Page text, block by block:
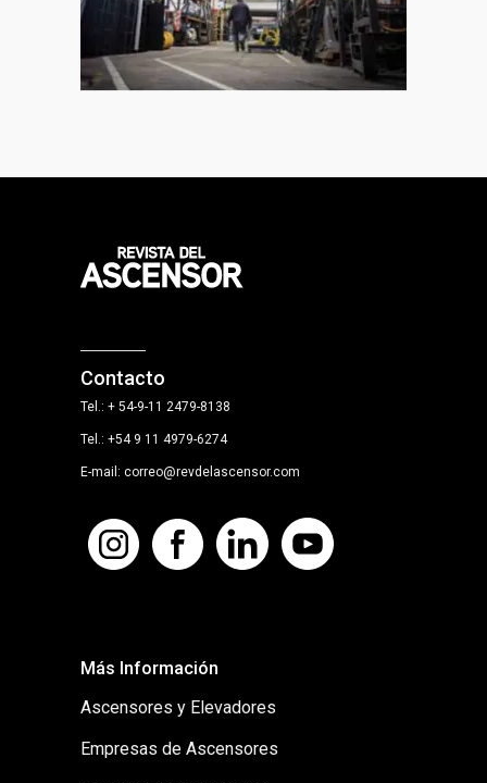
Contacto
Tel.: + 54-9-11 2479-8138
Tel.: +54 9 11 4979-6274
E-mail: correo@revdelascensor.com
Más Información
Ascensores y Elevadores
Empresas de Ascensores